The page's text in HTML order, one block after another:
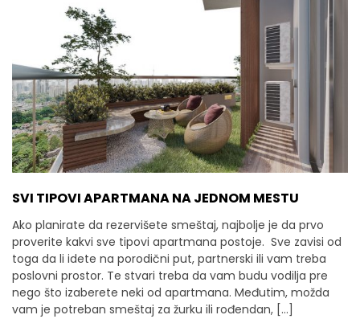
SVI TIPOVI APARTMANA NA JEDNOM MESTU
Ako planirate da rezervišete smeštaj, najbolje je da prvo
proverite kakvi sve tipovi apartmana postoje. Sve zavisi od
toga da li idete na porodični put, partnerski ili vam treba
poslovni prostor. Te stvari treba da vam budu vodilja pre
nego što izaberete neki od apartmana. Međutim, možda
vam je potreban smeštaj za žurku ili rođendan, […]